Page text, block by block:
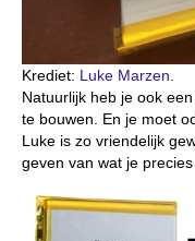
Krediet: Luke Marzen.
Natuurlijk heb je ook
te bouwen. En je moet
Luke is zo vriendelijk
geven van wat je